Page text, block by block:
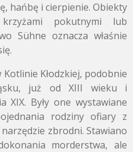
hańbę i cierpienie. Obiekty
pokutnymi lub
Sühne oznacza właśnie
Kłodzkiej, podobnie
już od XIII wieku i
XIX. Były one wystawiane
rodziny ofiary z
zbrodni. Stawiano
morderstwa, ale